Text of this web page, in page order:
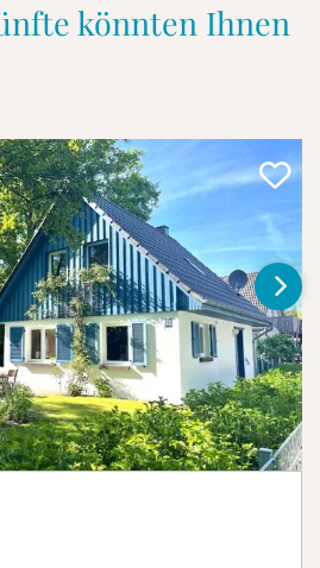
könnten Ihnen
›